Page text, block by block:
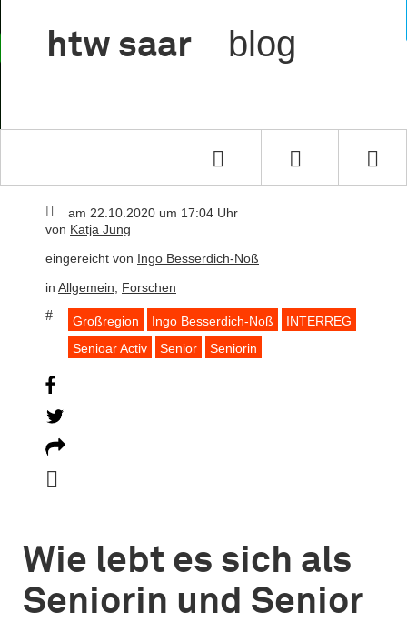
htw saar blog
  
Wie lebt es sich als Seniorin und Senior in
am 22.10.2020 um 17:04 Uhr
von Katja Jung
eingereicht von Ingo Besserdich-Noß
in Allgemein Forschen
Großregion Ingo Besserdich-Noß
INTERREG
Senioar Activ
Senior Seniorin

Wie lebt es sich als
Seniorin und Senior